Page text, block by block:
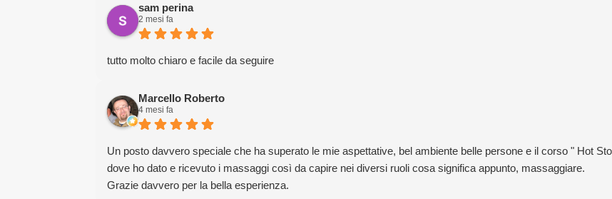
sam perina
2 mesi fa
tutto molto chiaro e facile da seguire
Marcello Roberto
4 mesi fa
Un posto davvero speciale che ha superato le mie aspettative, bel ambiente belle persone e il corso " Hot
dove ho dato e ricevuto i massaggi così da capire nei diversi ruoli cosa significa appunto, massaggiare.
Grazie davvero per la bella esperienza.